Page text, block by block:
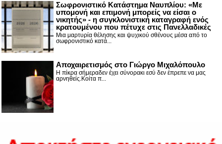
Σωφρονιστικό Κατάστημα Ναυπλίου: «Με
υπομονή και επιμονή μπορείς να είσαι ο
νικητής» - η συγκλονιστική καταγραφή ενός
κρατουμένου που πέτυχε στις Πανελλαδικές
Μια μαρτυρία θέλησης και ψυχικού σθένους μέσα από το
σωφρονιστικό κατά...
Αποχαιρετισμός στο Γιώργο Μιχαλόπουλο
Η πίκρα σήμεραδεν έχει σύνορακι εσύ δεν έπρεπε να μας
αρνηθείς.Κοίτα π...